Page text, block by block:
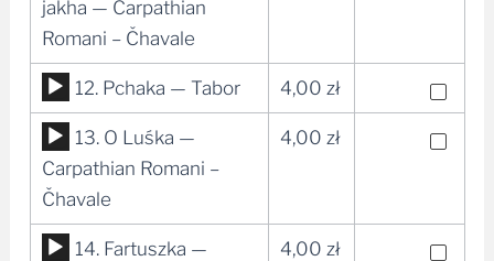
plików
dźwiękowych
jakha — Carpathian
Romani – Čhavale
Odtwarzacz
plików
dźwiękowych
12. Pchaka — Tabor 4,00 zł
Odtwarzacz
plików
dźwiękowych
13. O Luśka —
Carpathian Romani –
Čhavale
4,00 zł
Odtwarzacz
14. Fartuszka —
4,00 zł